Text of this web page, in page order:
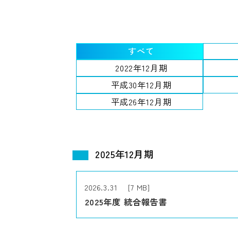
すべて
2022年12月期
平成30年12月期
平成26年12月期
2025年12月期
2026.3.31 [7 MB]
2025年度 統合報告書